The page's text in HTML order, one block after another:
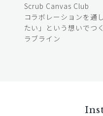
Scrub Canvas Club
コラボレーションを通
たい」という想いでつ
ラブライン